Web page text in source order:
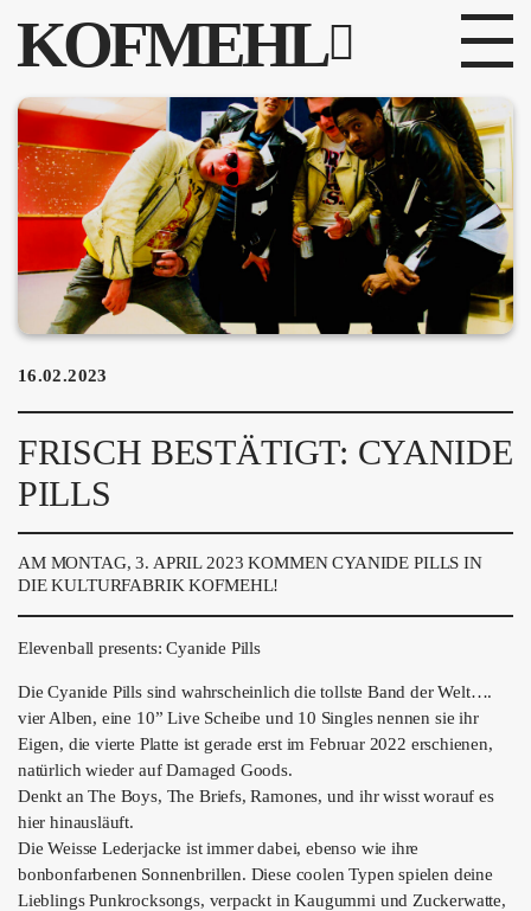
KOFMEHL
PROGRAMM
FABRIKGEFLÜSTER
GALERIE
FOTOGALERIE
INFOS
KONTAKT
ÜBER UNS
GÖNNEREI
SHOP
MITMACHEN
16.02.2023
FRISCH BESTÄTIGT: CYANIDE
PILLS
AM MONTAG, 3. APRIL 2023 KOMMEN CYANIDE PILLS IN
DIE KULTURFABRIK KOFMEHL!
Elevenball presents: Cyanide Pills
Die Cyanide Pills sind wahrscheinlich die tollste Band der Welt….
vier Alben, eine 10” Live Scheibe und 10 Singles nennen sie ihr
Eigen, die vierte Platte ist gerade erst im Februar 2022 erschienen,
natürlich wieder auf Damaged Goods.
Denkt an The Boys, The Briefs, Ramones, und ihr wisst worauf es
hier hinausläuft.
Die Weisse Lederjacke ist immer dabei, ebenso wie ihre
bonbonfarbenen Sonnenbrillen. Diese coolen Typen spielen deine
Lieblings Punkrocksongs, verpackt in Kaugummi und Zuckerwatte,